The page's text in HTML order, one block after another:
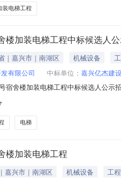
管道迁移以及墙面
装电梯工程
楼加装电梯工程中标候选人
｜嘉兴市｜南湖区 机械设备
有限公司 中标单位： 嘉兴亿杰建
宿舍楼加装电梯工程中标候选人公示
).pdf嘉兴市南湖区小型工程建设项目
电梯
楼加装电梯工程
嘉兴市｜南湖区 机械设备
工程